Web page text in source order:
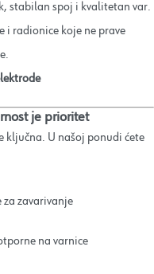
stabilan spoj i kvalitetan var.
i radionice koje ne prave
je prioritet
ključna. U našoj ponudi ćete
zavarivanje
na varnice